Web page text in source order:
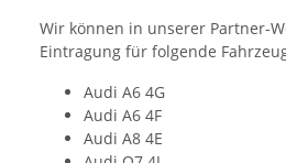
Wir können in unserer Partner-
Eintragung für folgende
Audi A6 4G
Audi A6 4F
Audi A8 4E